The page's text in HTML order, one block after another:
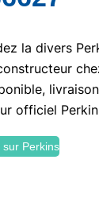
la divers
officiel
sur Perkins